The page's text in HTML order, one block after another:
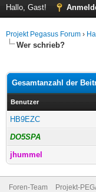
Hallo, Gast!
Projekt Pegasus Forum ›
Wer schrieb?
Gesamtanzahl der
Benutzer
HB9EZC
DO5SPA
jhummel
Foren-Team Projekt-